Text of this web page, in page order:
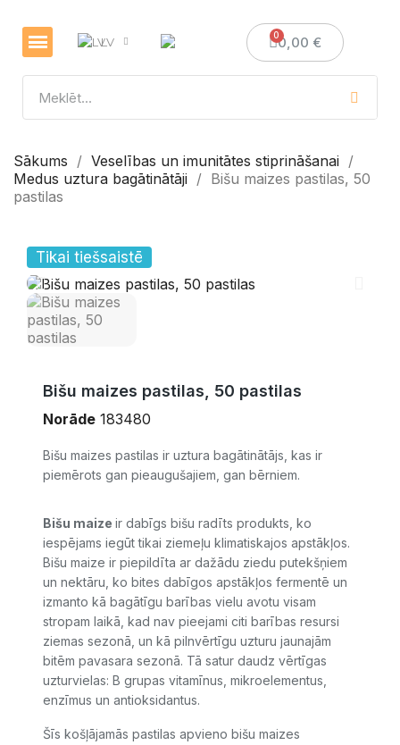
LV 0,00 €
Sākums
Veselības un imunitātes stiprināšanai
Medus uztura bagātinātāji
Bišu maizes pastilas, 50
pastilas
Tikai tiešsaistē
Bišu maizes pastilas, 50 pastilas
Norāde 183480
Bišu maizes pastilas ir uztura bagātinātājs, kas ir
piemērots gan pieaugušajiem, gan bērniem.
Bišu maize ir dabīgs bišu radīts produkts, ko
iespējams iegūt tikai ziemeļu klimatiskajos apstākļos.
Bišu maize ir piepildīta ar dažādu ziedu putekšņiem
un nektāru, ko bites dabīgos apstākļos fermentē un
izmanto kā bagātīgu barības vielu avotu visam
stropam laikā, kad nav pieejami citi barības resursi
ziemas sezonā, un kā pilnvērtīgu uzturu jaunajām
bitēm pavasara sezonā. Tā satur daudz vērtīgas
uzturvielas: B grupas vitamīnus, mikroelementus,
enzīmus un antioksidantus.
Šīs košļājamās pastilas apvieno bišu maizes